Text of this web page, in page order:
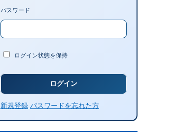
パスワード
ログイン状態を保持
新規登録 パスワードを忘れた方